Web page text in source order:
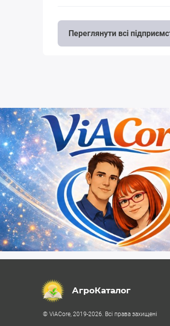
Переглянути всі
АгроКаталог
© ViACore, 2019-2026. Всі права захищені